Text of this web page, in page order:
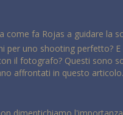
a come fa Rojas a guidare la
per uno shooting perfetto?
il fotografo? Questi sono
affrontati in questo articolo.
dimentichiamo